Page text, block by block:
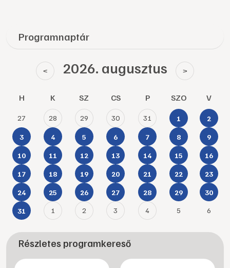
Programnaptár
< 2026. augusztus >
H K SZ CS P SZO V
27 28 29 30 31 1 2
3 4 5 6 7 8 9
10 11 12 13 14 15 16
17 18 19 20 21 22 23
24 25 26 27 28 29 30
31 1 2 3 4 5 6
Részletes programkereső